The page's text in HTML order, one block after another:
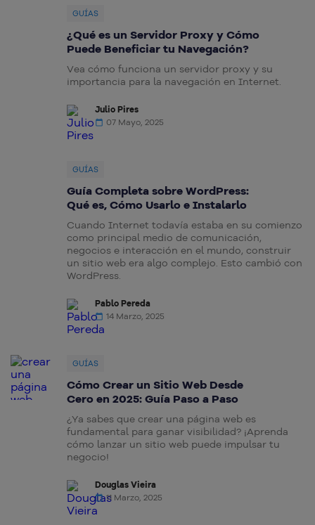
GUÍAS
¿Qué es un Servidor Proxy y Cómo
Puede Beneficiar tu Navegación?
Vea cómo funciona un servidor proxy y su
importancia para la navegación en Internet.
Julio Pires
07 Mayo, 2025
GUÍAS
Guía Completa sobre WordPress:
Qué es, Cómo Usarlo e Instalarlo
Cuando Internet todavía estaba en su comienzo
como principal medio de comunicación,
negocios e interacción en el mundo, construir
un sitio web era algo complejo. Esto cambió con
WordPress.
Pablo Pereda
14 Marzo, 2025
GUÍAS
Cómo Crear un Sitio Web Desde
Cero en 2025: Guía Paso a Paso
¿Ya sabes que crear una página web es
fundamental para ganar visibilidad? ¡Aprenda
cómo lanzar un sitio web puede impulsar tu
negocio!
Douglas Vieira
11 Marzo, 2025